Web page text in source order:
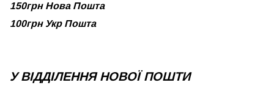
150грн Нова Пошта
100грн Укр Пошта
У ВІДДІЛЕННЯ НОВОЇ ПОШТИ